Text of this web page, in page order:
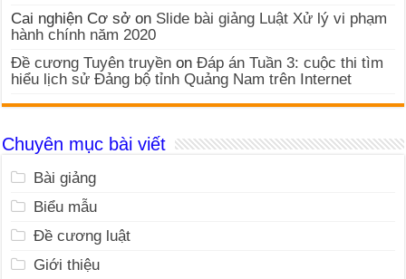
Cai nghiện Cơ sở on Slide bài giảng Luật Xử lý vi phạm
hành chính năm 2020
Đề cương Tuyên truyền onĐáp án Tuần 3: cuộc thi tìm
hiểu lịch sử Đảng bộ tỉnh Quảng Nam trên Internet
Chuyên mục bài viết
Bài giảng
Biểu mẫu
Đề cương luật
Giới thiệu